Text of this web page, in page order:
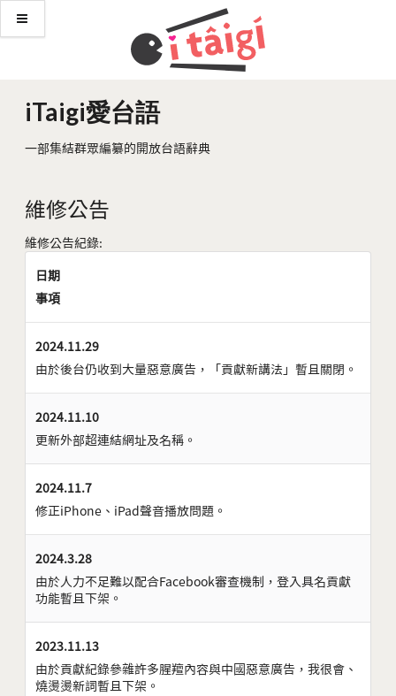
iTaigi愛台語
一部集結群眾編纂的開放台語辭典
維修公告
維修公告紀錄:
日期
事項
2024.11.29
由於後台仍收到大量惡意廣告，「貢獻新講法」暫且關閉。
2024.11.10
更新外部超連結網址及名稱。
2024.11.7
修正iPhone、iPad聲音播放問題。
2024.3.28
由於人力不足難以配合Facebook審查機制，登入具名貢獻
功能暫且下架。
2023.11.13
由於貢獻紀錄參雜許多腥羶內容與中國惡意廣告，我很會、
燒燙燙新詞暫且下架。